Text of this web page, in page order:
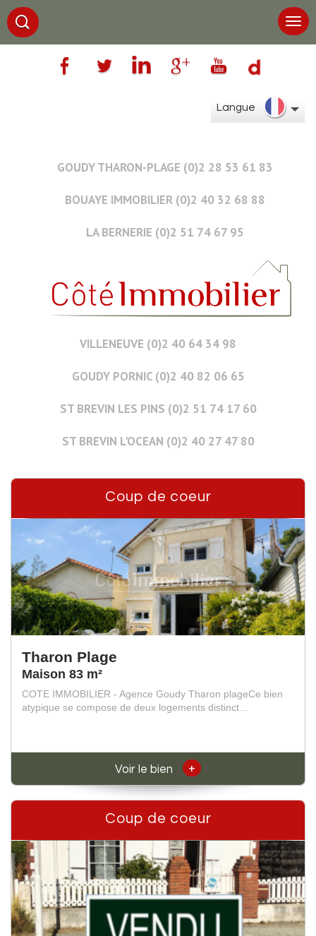
Langue
GOUDY THARON-PLAGE (0)2 28 53 61 83
BOUAYE IMMOBILIER (0)2 40 32 68 88
LA BERNERIE (0)2 51 74 67 95
VILLENEUVE (0)2 40 64 34 98
GOUDY PORNIC (0)2 40 82 06 65
ST BREVIN LES PINS (0)2 51 74 17 60
ST BREVIN L'OCEAN (0)2 40 27 47 80
Coup de coeur
Tharon Plage
Maison 83 m²
COTE IMMOBILIER - Agence Goudy Tharon plageCe bien
atypique se compose de deux logements distinct...
Voir le bien +
Coup de coeur